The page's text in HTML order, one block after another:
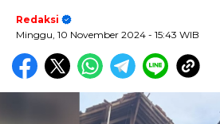
Redaksi
Minggu, 10 November 2024 - 15:43 WIB